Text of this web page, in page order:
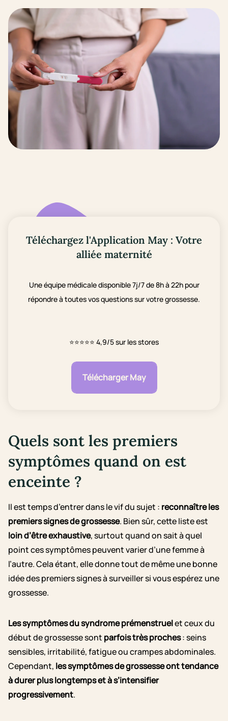
Téléchargez l'Application May : Votre
alliée maternité
Une équipe médicale disponible 7j/7 de 8h à 22h pour
répondre à toutes vos questions sur votre grossesse.
⭐⭐⭐⭐⭐ 4,9/5 sur les stores
Télécharger May
Quels sont les premiers
symptômes quand on est
enceinte ?
Il est temps d’entrer dans le vif du sujet : reconnaître les
premiers signes de grossesse. Bien sûr, cette liste est
loin d’être exhaustive, surtout quand on sait à quel
point ces symptômes peuvent varier d’une femme à
l’autre. Cela étant, elle donne tout de même une bonne
idée des premiers signes à surveiller si vous espérez une
grossesse.
Les symptômes du syndrome prémenstruelet ceux du
début de grossesse sont parfois très proches: seins
sensibles, irritabilité, fatigue ou crampes abdominales.
Cependant, les symptômes de grossesse ont tendance
à durer plus longtemps et à s’intensifier
progressivement.